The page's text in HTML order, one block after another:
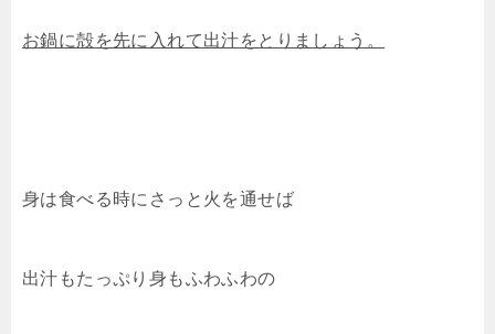
お鍋に殻を先に入れて出汁をとりましょう。
身は食べる時にさっと火を通せば
出汁もたっぷり身もふわふわの